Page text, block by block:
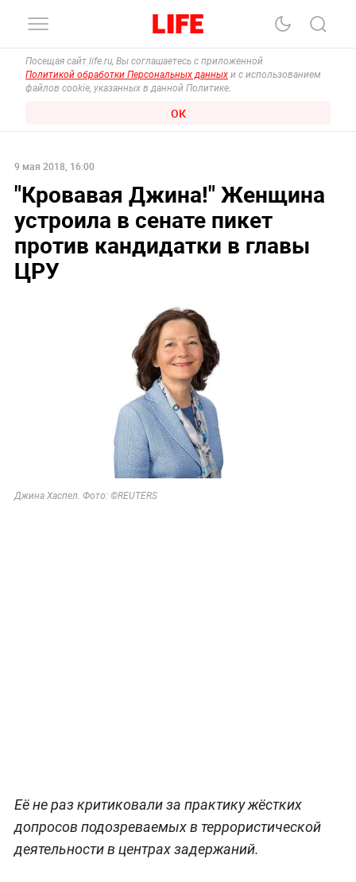
Посещая сайт life.ru, Вы соглашаетесь с приложенной
Политикой обработки Персональных данных и с использованием
файлов cookie, указанных в данной Политике.
ОК
9 мая 2018, 16:00
"Кровавая Джина!" Женщина
устроила в сенате пикет
против кандидатки в главы
ЦРУ
Джина Хаспел. Фото: ©REUTERS
Её не раз критиковали за практику жёстких
допросов подозреваемых в террористической
деятельности в центрах задержаний.